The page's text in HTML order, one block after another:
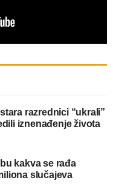
razrednici “ukrali”
iznenađenje života
kakva se rađa
slučajeva